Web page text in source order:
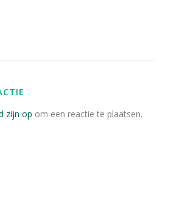
zijn op om een reactie te plaatsen.